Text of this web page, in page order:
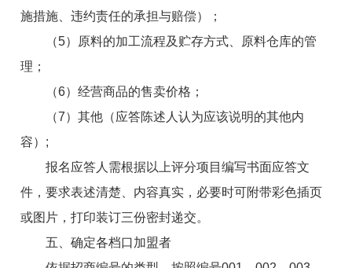
施措施、违约责任的承担与赔偿）；
（5）原料的加工流程及贮存方式、原料仓库的管
理；
（6）经营商品的售卖价格；
（7）其他 （应答陈述人认为应该说明的其他内
容）;
报名应答人需根据以上评分项目编写书面应答文
件，要求表述清楚、内容真实，必要时可附带彩色插页
或图片，打印装订三份密封递交。
五、确定各档口加盟者